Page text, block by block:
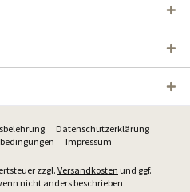
Datenschutzerklärung
Impressum
zzgl.Versandkosten und ggf.
nicht anders beschrieben